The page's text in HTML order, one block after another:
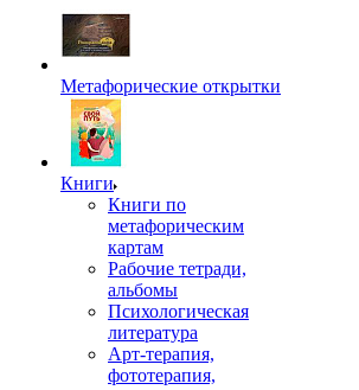
Метафорические открытки
Книги
Книги по
метафорическим
картам
Рабочие тетради,
альбомы
Психологическая
литература
Арт-терапия,
фототерапия,